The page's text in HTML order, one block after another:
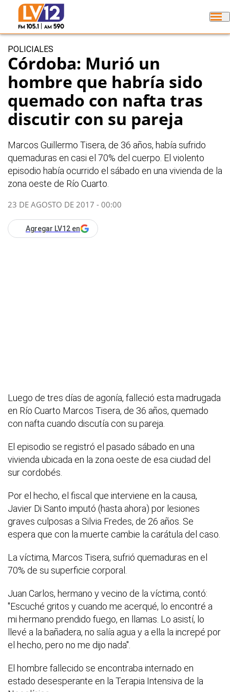
POLICIALES
Córdoba: Murió un
hombre que habría sido
quemado con nafta tras
discutir con su pareja
Marcos Guillermo Tisera, de 36 años, había sufrido
quemaduras en casi el 70% del cuerpo. El violento
episodio había ocurrido el sábado en una vivienda de la
zona oeste de Río Cuarto.
23 DE AGOSTO DE 2017 - 00:00
Agregar LV12 en
Luego de tres días de agonía, falleció esta madrugada
en Río Cuarto Marcos Tisera, de 36 años, quemado
con nafta cuando discutía con su pareja.
El episodio se registró el pasado sábado en una
vivienda ubicada en la zona oeste de esa ciudad del
sur cordobés.
Por el hecho, el fiscal que interviene en la causa,
Javier Di Santo imputó (hasta ahora) por lesiones
graves culposas a Silvia Fredes, de 26 años. Se
espera que con la muerte cambie la carátula del caso.
La víctima, Marcos Tisera, sufrió quemaduras en el
70% de su superficie corporal.
Juan Carlos, hermano y vecino de la víctima, contó:
"Escuché gritos y cuando me acerqué, lo encontré a
mi hermano prendido fuego, en llamas. Lo asistí, lo
llevé a la bañadera, no salía agua y a ella la increpé por
el hecho, pero no me dijo nada".
El hombre fallecido se encontraba internado en
estado desesperante en la Terapia Intensiva de la